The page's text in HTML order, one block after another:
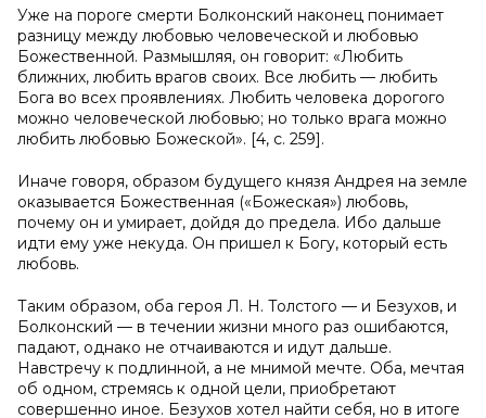
Уже на пороге смерти Болконский наконец понимает
разницу между любовью человеческой и любовью
Божественной. Размышляя, он говорит: «Любить
ближних, любить врагов своих. Все любить — любить
Бога во всех проявлениях. Любить человека дорогого
можно человеческой любовью; но только врага можно
любить любовью Божеской». [4, с. 259].
Иначе говоря, образом будущего князя Андрея на земле
оказывается Божественная («Божеская») любовь,
почему он и умирает, дойдя до предела. Ибо дальше
идти ему уже некуда. Он пришел к Богу, который есть
любовь.
Таким образом, оба героя Л. Н. Толстого — и Безухов, и
Болконский — в течении жизни много раз ошибаются,
падают, однако не отчаиваются и идут дальше.
Навстречу к подлинной, а не мнимой мечте. Оба, мечтая
об одном, стремясь к одной цели, приобретают
совершенно иное. Безухов хотел найти себя, но в итоге